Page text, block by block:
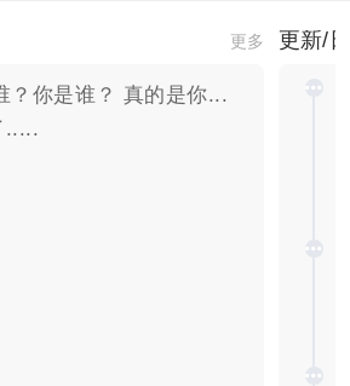
更多
？你是谁？ 真的是你...
.....
更新/